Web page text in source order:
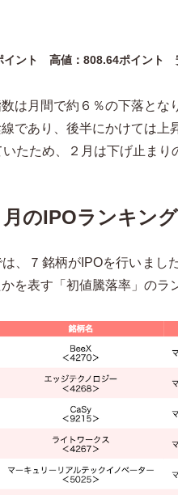
イント 高値：808.64ポイント
は月間で約６％の下落と
であり、後半にかけては上
いたため、２月は下げ止まり
月のIPOランキング
、７銘柄がIPOを行いまし
を表す「初値騰落率」のラ